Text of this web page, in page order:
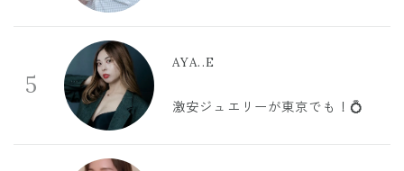
5
AYA..E
激安ジュエリーが東京でも！💍